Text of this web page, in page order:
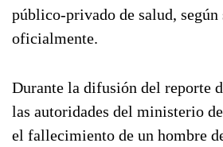
público-privado de salud,
oficialmente.
Durante la difusión del reporte
las autoridades del ministerio
el fallecimiento de un hombre